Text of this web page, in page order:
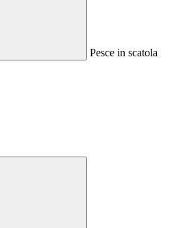
Pesce in scatola